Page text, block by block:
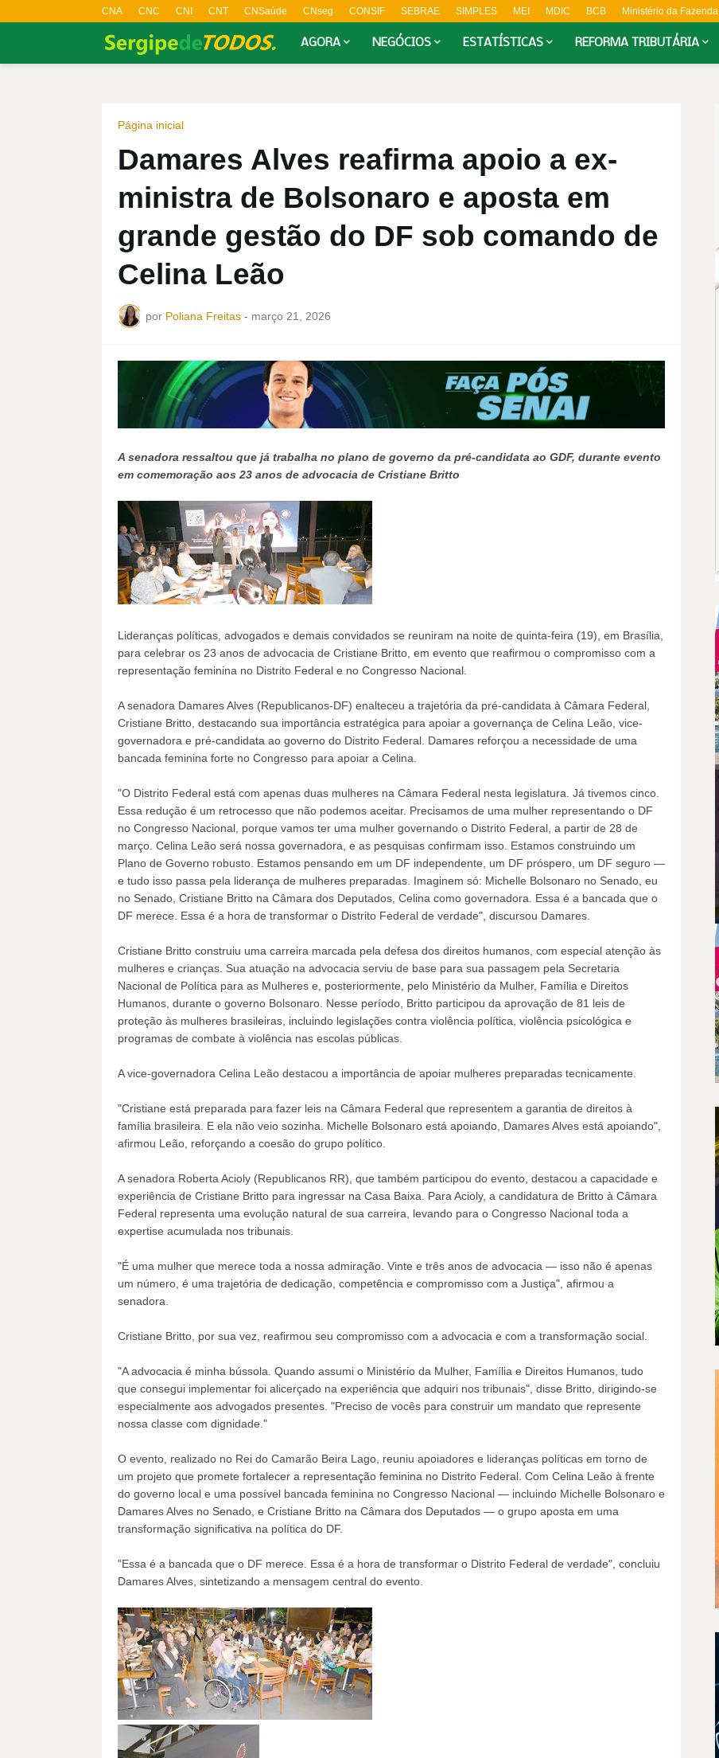
CNA CNC CNI CNT CNSaúde CNseg CONSIF SEBRAE SIMPLES MEI MDIC BCB Ministério da Fazenda
AGORA NEGÓCIOS ESTATÍSTICAS REFORMA TRIBUTÁRIA
Página inicial
Damares Alves reafirma apoio a ex-
ministra de Bolsonaro e aposta em
grande gestão do DF sob comando de
Celina Leão
por Poliana Freitas - março 21, 2026
A senadora ressaltou que já trabalha no plano de governo da pré-candidata ao GDF, durante evento
em comemoração aos 23 anos de advocacia de Cristiane Britto
Lideranças políticas, advogados e demais convidados se reuniram na noite de quinta-feira (19), em Brasília,
para celebrar os 23 anos de advocacia de Cristiane Britto, em evento que reafirmou o compromisso com a
representação feminina no Distrito Federal e no Congresso Nacional.
A senadora Damares Alves (Republicanos-DF) enalteceu a trajetória da pré-candidata à Câmara Federal,
Cristiane Britto, destacando sua importância estratégica para apoiar a governança de Celina Leão, vice-
governadora e pré-candidata ao governo do Distrito Federal. Damares reforçou a necessidade de uma
bancada feminina forte no Congresso para apoiar a Celina.
"O Distrito Federal está com apenas duas mulheres na Câmara Federal nesta legislatura. Já tivemos cinco.
Essa redução é um retrocesso que não podemos aceitar. Precisamos de uma mulher representando o DF
no Congresso Nacional, porque vamos ter uma mulher governando o Distrito Federal, a partir de 28 de
março. Celina Leão será nossa governadora, e as pesquisas confirmam isso. Estamos construindo um
Plano de Governo robusto. Estamos pensando em um DF independente, um DF próspero, um DF seguro —
e tudo isso passa pela liderança de mulheres preparadas. Imaginem só: Michelle Bolsonaro no Senado, eu
no Senado, Cristiane Britto na Câmara dos Deputados, Celina como governadora. Essa é a bancada que o
DF merece. Essa é a hora de transformar o Distrito Federal de verdade", discursou Damares.
Cristiane Britto construiu uma carreira marcada pela defesa dos direitos humanos, com especial atenção às
mulheres e crianças. Sua atuação na advocacia serviu de base para sua passagem pela Secretaria
Nacional de Política para as Mulheres e, posteriormente, pelo Ministério da Mulher, Família e Direitos
Humanos, durante o governo Bolsonaro. Nesse período, Britto participou da aprovação de 81 leis de
proteção às mulheres brasileiras, incluindo legislações contra violência política, violência psicológica e
programas de combate à violência nas escolas públicas.
A vice-governadora Celina Leão destacou a importância de apoiar mulheres preparadas tecnicamente.
"Cristiane está preparada para fazer leis na Câmara Federal que representem a garantia de direitos à
família brasileira. E ela não veio sozinha. Michelle Bolsonaro está apoiando, Damares Alves está apoiando",
afirmou Leão, reforçando a coesão do grupo político.
A senadora Roberta Acioly (Republicanos RR), que também participou do evento, destacou a capacidade e
experiência de Cristiane Britto para ingressar na Casa Baixa. Para Acioly, a candidatura de Britto à Câmara
Federal representa uma evolução natural de sua carreira, levando para o Congresso Nacional toda a
expertise acumulada nos tribunais.
"É uma mulher que merece toda a nossa admiração. Vinte e três anos de advocacia — isso não é apenas
um número, é uma trajetória de dedicação, competência e compromisso com a Justiça", afirmou a
senadora.
Cristiane Britto, por sua vez, reafirmou seu compromisso com a advocacia e com a transformação social.
"A advocacia é minha bússola. Quando assumi o Ministério da Mulher, Família e Direitos Humanos, tudo
que consegui implementar foi alicerçado na experiência que adquiri nos tribunais", disse Britto, dirigindo-se
especialmente aos advogados presentes. "Preciso de vocês para construir um mandato que represente
nossa classe com dignidade."
O evento, realizado no Rei do Camarão Beira Lago, reuniu apoiadores e lideranças políticas em torno de
um projeto que promete fortalecer a representação feminina no Distrito Federal. Com Celina Leão à frente
do governo local e uma possível bancada feminina no Congresso Nacional — incluindo Michelle Bolsonaro e
Damares Alves no Senado, e Cristiane Britto na Câmara dos Deputados — o grupo aposta em uma
transformação significativa na política do DF.
"Essa é a bancada que o DF merece. Essa é a hora de transformar o Distrito Federal de verdade", concluiu
Damares Alves, sintetizando a mensagem central do evento.